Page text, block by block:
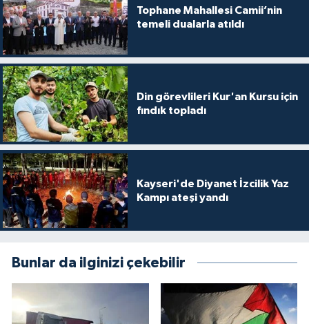
Tophane Mahallesi Camii’nin
temeli dualarla atıldı
Din görevlileri Kur'an Kursu için
fındık topladı
Kayseri'de Diyanet İzcilik Yaz
Kampı ateşi yandı
Bunlar da ilginizi çekebilir
Kocaeli Müftülüğü
Konya Müftülüğü
Kütahya Müftülüğü
Malatya Müftülüğü
Manisa Müftülüğü
Mardin Müftülüğü
Mersin Müftülüğü